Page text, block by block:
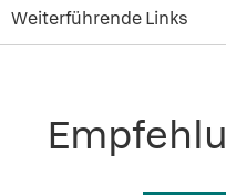
Weiterführende Links